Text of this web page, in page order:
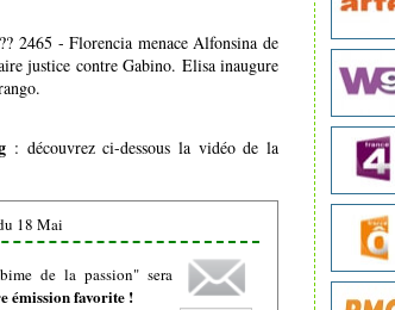
2465 - Florencia menace Alfonsina de
justice contre Gabino. Elisa inaugure
: découvrez ci-dessous la vidéo de la
18 Mai
de la passion" sera
émission favorite !